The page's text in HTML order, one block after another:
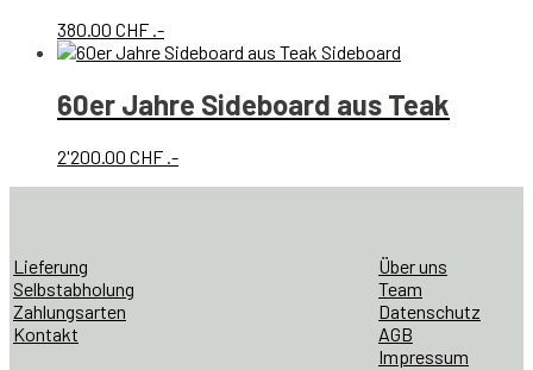
380.00 CHF .-
60er Jahre Sideboard aus Teak
2'200.00 CHF .-
Lieferung
Selbstabholung
Zahlungsarten
Kontakt
Über uns
Team
Datenschutz
AGB
Impressum